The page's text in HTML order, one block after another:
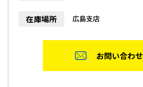
在庫場所 広島支店
お問い合わせ